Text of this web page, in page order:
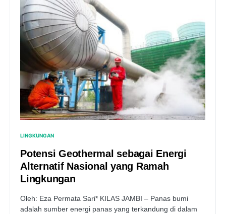
LINGKUNGAN
Potensi Geothermal sebagai Energi
Alternatif Nasional yang Ramah
Lingkungan
Oleh: Eza Permata Sari* KILAS JAMBI – Panas bumi
adalah sumber energi panas yang terkandung di dalam